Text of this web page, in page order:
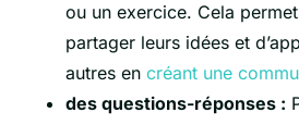
ou un exercice. Cela
partager leurs idées et
autres en créant une
des questions-réponses :